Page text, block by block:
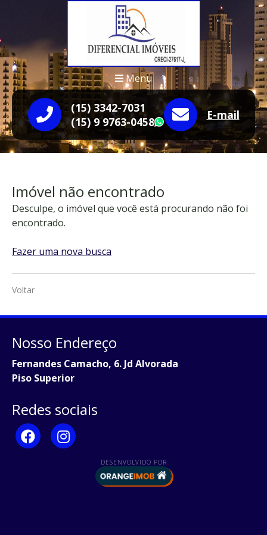
Menu
(15) 3342-7031
(15) 9 9763-0458
WhatsApp
E-mail
Imóvel não encontrado
Desculpe, o imóvel que você está procurando não foi
encontrado.
Fazer uma nova busca
Voltar
Nosso Endereço
Fernandes Camacho, 6. Jd Alvorada
Piso Superior
Redes sociais
DESENVOLVIDO POR